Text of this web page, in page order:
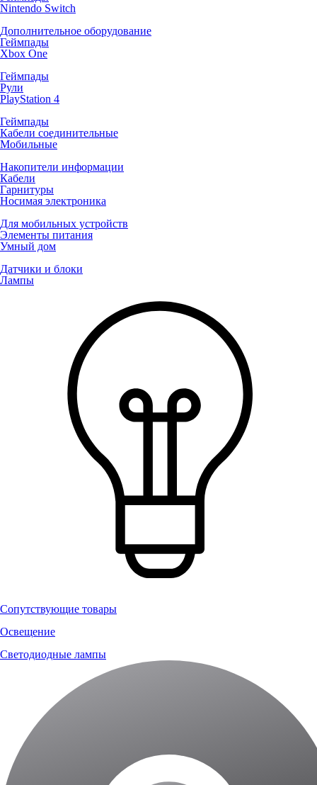
Nintendo Switch
Дополнительное оборудование
Геймпады
Xbox One
Геймпады
Рули
PlayStation 4
Геймпады
Кабели соединительные
Мобильные
Накопители информации
Кабели
Гарнитуры
Носимая электроника
Для мобильных устройств
Элементы питания
Умный дом
Датчики и блоки
Лампы
Сопутствующие товары
Освещение
Светодиодные лампы